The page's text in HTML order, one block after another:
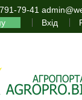
79-41
Вхід